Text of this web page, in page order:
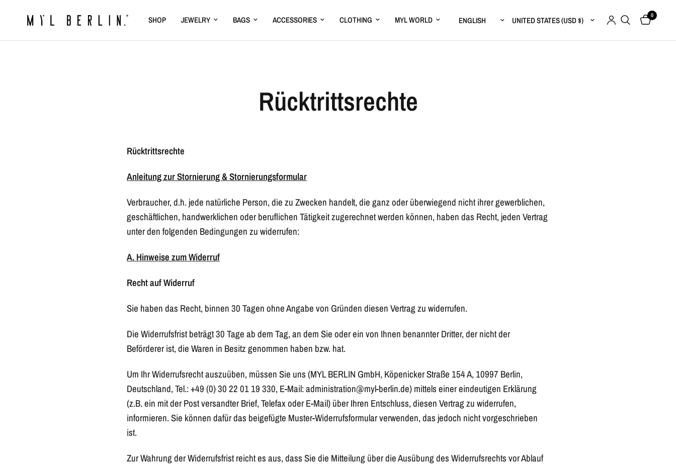
SHOP JEWELRY BAGS ACCESSORIES CLOTHING MYL WORLD Update country/regionUpdate country/region 0
Rücktrittsrechte
Rücktrittsrechte
Anleitung zur Stornierung & Stornierungsformular
Verbraucher, d.h. jede natürliche Person, die zu Zwecken handelt, die ganz oder überwiegend nicht ihrer gewerblichen,
geschäftlichen, handwerklichen oder beruflichen Tätigkeit zugerechnet werden können, haben das Recht, jeden Vertrag
unter den folgenden Bedingungen zu widerrufen:
A. Hinweise zum Widerruf
Recht auf Widerruf
Sie haben das Recht, binnen 30 Tagen ohne Angabe von Gründen diesen Vertrag zu widerrufen.
Die Widerrufsfrist beträgt 30 Tage ab dem Tag, an dem Sie oder ein von Ihnen benannter Dritter, der nicht der
Beförderer ist, die Waren in Besitz genommen haben bzw. hat.
Um Ihr Widerrufsrecht auszuüben, müssen Sie uns (MYL BERLIN GmbH, Köpenicker Straße 154 A, 10997 Berlin,
Deutschland, Tel.: +49 (0) 30 22 01 19 330, E-Mail: administration@myl-berlin.de) mittels einer eindeutigen Erklärung
(z.B. ein mit der Post versandter Brief, Telefax oder E-Mail) über Ihren Entschluss, diesen Vertrag zu widerrufen,
informieren. Sie können dafür das beigefügte Muster-Widerrufsformular verwenden, das jedoch nicht vorgeschrieben
ist.
Zur Wahrung der Widerrufsfrist reicht es aus, dass Sie die Mitteilung über die Ausübung des Widerrufsrechts vor Ablauf